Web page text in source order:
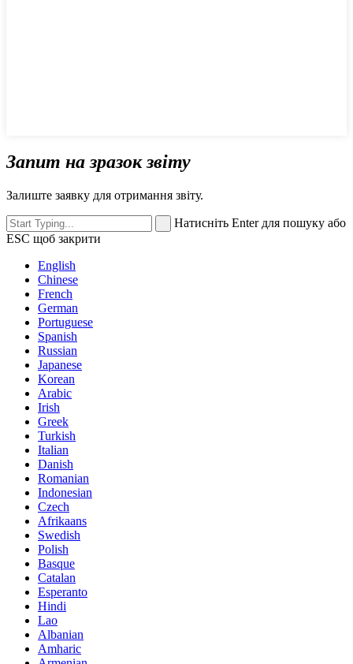
Запит на зразок звіту
Залиште заявку для отримання звіту.
Натисніть Enter для пошуку або
ESC щоб закрити
English
Chinese
French
German
Portuguese
Spanish
Russian
Japanese
Korean
Arabic
Irish
Greek
Turkish
Italian
Danish
Romanian
Indonesian
Czech
Afrikaans
Swedish
Polish
Basque
Catalan
Esperanto
Hindi
Lao
Albanian
Amharic